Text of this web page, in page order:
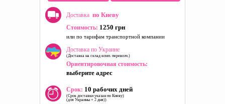
Доставка по Киеву
Стоимость: 1250 грн
или по тарифам транспортной компании
Доставка по Украине
(Доставка на склад комп. перевозч.)
Ориентировочная стоимость:
выберите адрес
Срок: 10 рабочих дней
(Срок доставки указан по Киеву)
(для Украины + 2 дня))